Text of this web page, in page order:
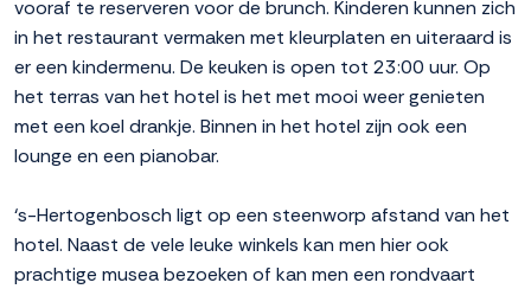
vooraf te reserveren voor de brunch. Kinderen kunnen zich
in het restaurant vermaken met kleurplaten en uiteraard is
er een kindermenu. De keuken is open tot 23:00 uur. Op
het terras van het hotel is het met mooi weer genieten
met een koel drankje. Binnen in het hotel zijn ook een
lounge en een pianobar.
‘s-Hertogenbosch ligt op een steenworp afstand van het
hotel. Naast de vele leuke winkels kan men hier ook
prachtige musea bezoeken of kan men een rondvaart